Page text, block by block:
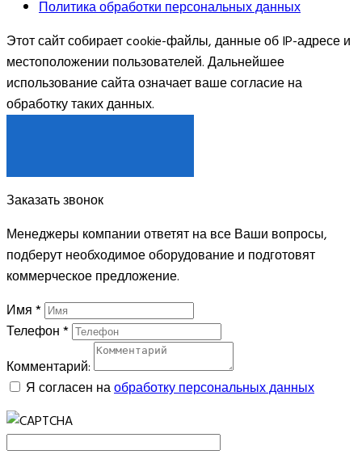
Политика обработки персональных данных
Этот сайт собирает cookie-файлы, данные об IP-адресе и
местоположении пользователей. Дальнейшее
использование сайта означает ваше согласие на
обработку таких данных.
Заказать звонок
Менеджеры компании ответят на все Ваши вопросы,
подберут необходимое оборудование и подготовят
коммерческое предложение.
Имя*
Телефон*
Комментарий:
Я согласен наобработку персональных данных